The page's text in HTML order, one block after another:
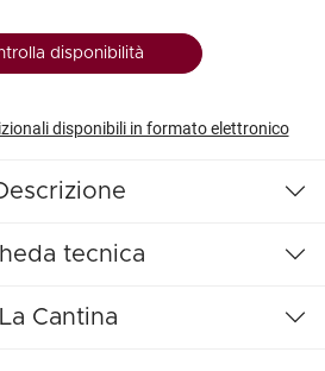
disponibilità
disponibili in formato elettronico
tecnica
La Cantina